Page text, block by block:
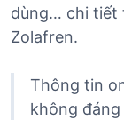
dùng… chi tiết
Zolafren.
Thông tin
không